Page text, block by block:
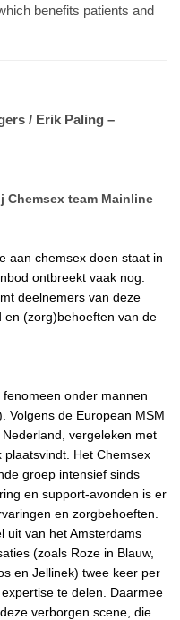
benefits patients and
/ Erik Paling –
Chemsex team Mainline
aan chemsex doen staat in
ontbreekt vaak nog.
deelnemers van deze
en (zorg)behoeften van de
onder mannen
Volgens de European MSM
vergeleken met
Het Chemsex
groep intensief sinds
en support-avonden is er
en zorgbehoeften.
uit van het Amsterdams
(zoals Roze in Blauw,
en Jellinek) twee keer per
te delen. Daarmee
verborgen scene, die